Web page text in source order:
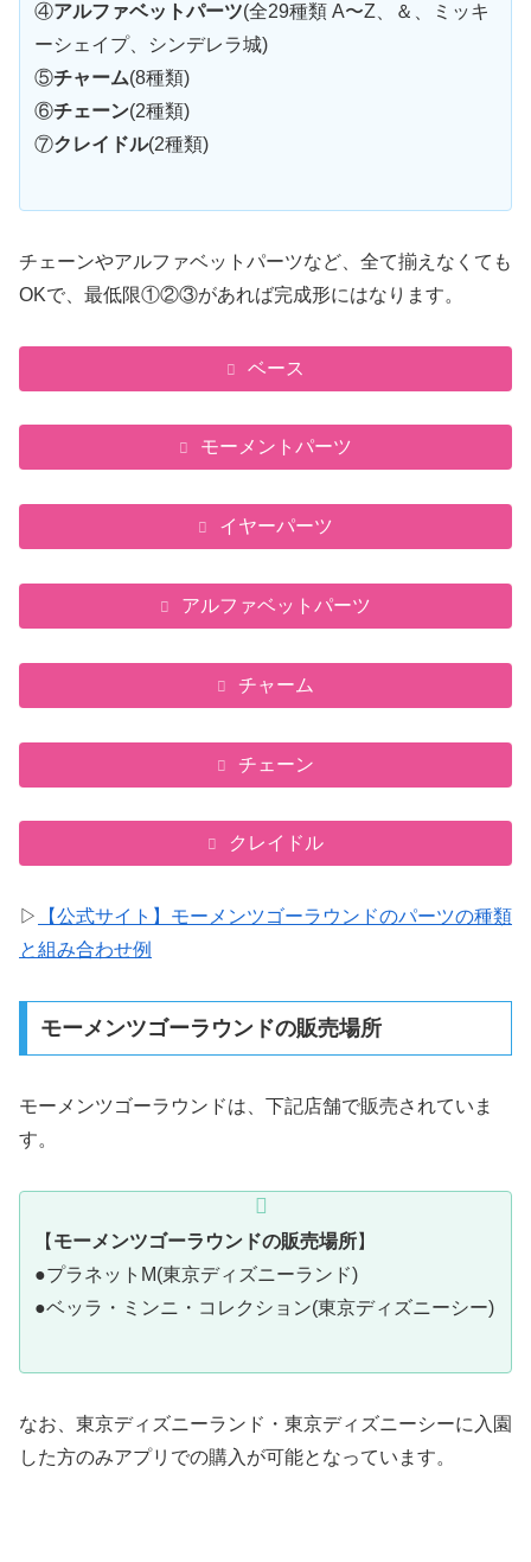
④アルファベットパーツ(全29種類 A〜Z、＆、ミッキ
ーシェイプ、シンデレラ城)
⑤チャーム(8種類)
⑥チェーン(2種類)
⑦クレイドル(2種類)
チェーンやアルファベットパーツなど、全て揃えなくても
OKで、最低限①②③があれば完成形にはなります。
ベース
モーメントパーツ
イヤーパーツ
アルファベットパーツ
チャーム
チェーン
クレイドル
▷
【公式サイト】モーメンツゴーラウンドのパーツの種類
と組み合わせ例
モーメンツゴーラウンドの販売場所
モーメンツゴーラウンドは、下記店舗で販売されていま
す。
【 モーメンツゴーラウンドの販売場所】
●プラネットM(東京ディズニーランド)
●ベッラ・ミンニ・コレクション(東京ディズニーシー)
なお、東京ディズニーランド・東京ディズニーシーに入園
した方のみアプリでの購入が可能となっています。